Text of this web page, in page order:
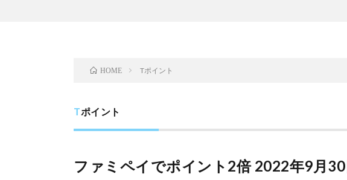
HOME Tポイント
Tポイント
ファミペイでポイント2倍 2022年9月